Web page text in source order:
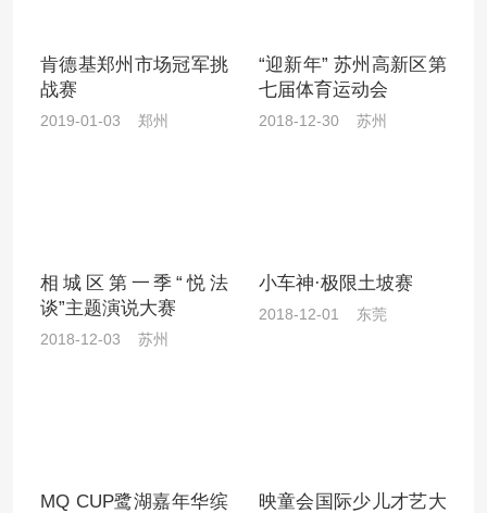
肯德基郑州市场冠军挑
战赛
2019-01-03 郑州
“迎新年” 苏州高新区第
七届体育运动会
2018-12-30 苏州
相城区第一季“悦法
谈”主题演说大赛
2018-12-03 苏州
小车神·极限土坡赛
2018-12-01 东莞
MQ CUP鹭湖嘉年华缤
映童会国际少儿才艺大